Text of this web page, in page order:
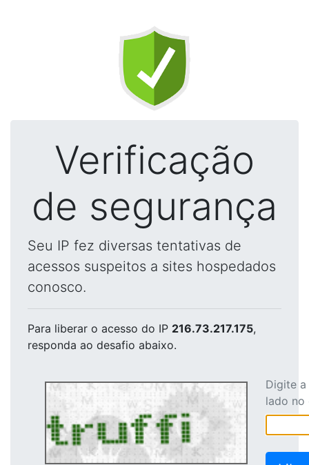
Verificação
de segurança
Seu IP fez diversas tentativas de
acessos suspeitos a sites hospedados
conosco.
Para liberar o acesso do IP 216.73.217.175,
responda ao desafio abaixo.
Digite
lado no